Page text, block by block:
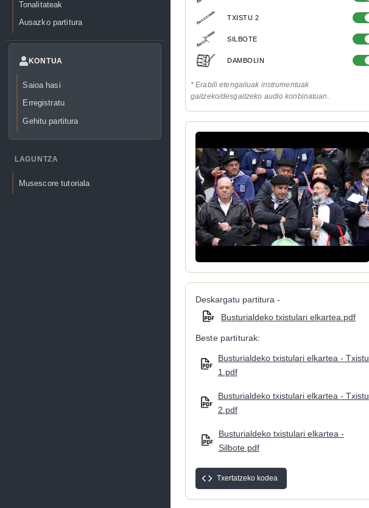
Tonalitateak
Ausazko partitura
KONTUA
Saioa hasi
Erregistratu
Gehitu partitura
LAGUNTZA
Musescore tutoriala
TXISTU 2
SILBOTE
DAMBOLIN
* Erabili etengailuak instrumentuak
gaitzeko/desgaitzeko audio konbinatuan.
Deskargatu partitura -
Busturialdeko txistulari elkartea.pdf
Beste partiturak:
Busturialdeko txistulari elkartea - Txistu
1.pdf
Busturialdeko txistulari elkartea - Txistu
2.pdf
Busturialdeko txistulari elkartea -
Silbote.pdf
Txertatzeko kodea